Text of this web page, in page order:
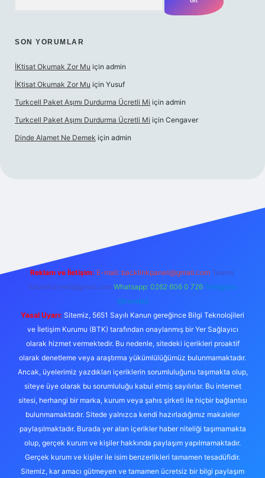
SON YORUMLAR
İKtisat Okumak Zor Mu için admin
İKtisat Okumak Zor Mu için Yusuf
Turkcell Paket Aşımı Durdurma Ücretli Mi için admin
Turkcell Paket Aşımı Durdurma Ücretli Mi için Cengaver
Dinde Alamet Ne Demek için admin
Reklam ve İletişim: E-mail: backlinkpaneli@gmail.com Teams:
forumhizmeti@gmail.com Whatsapp: 0262 606 0 726 Telegram:
@karabul
Yasal Uyarı: Sitemiz, 5651 Sayılı Kanun gereğince Bilgi Teknolojileri
ve İletişim Kurumu (BTK) tarafından onaylanmış bir Yer Sağlayıcı
olarak hizmet vermektedir. Bu nedenle, sitedeki içerikleri proaktif
olarak denetleme veya araştırma yükümlülüğümüz bulunmamaktadır.
Ancak, üyelerimiz yazdıkları içeriklerin sorumluluğunu taşımakta olup,
siteye üye olarak bu sorumluluğu kabul etmiş sayılırlar. Bu internet
sitesi, herhangi bir marka, kurum veya şahıs şirketi ile hiçbir bağlantısı
bulunmamaktadır. Sitede yalnızca kendi hazırladığımız makaleler
paylaşılmaktadır. Burada yer alan içerikler haber niteliği taşımamakta
olup, gerçek kurum ve kişiler hakkında paylaşım yapılmamaktadır.
Gerçek kurum ve kişiler ile isim benzerlikleri tamamen tesadüfidir.
Sitemiz, kar amacı gütmeyen ve tamamen ücretsiz bir bilgi paylaşım